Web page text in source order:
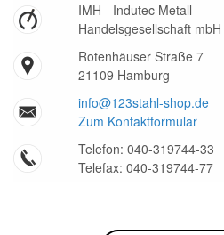
IMH - Indutec Metall
Handelsgesellschaft mbH
Rotenhäuser Straße 7
21109 Hamburg
info@123stahl-shop.de
Zum Kontaktformular
Telefon: 040-319744-33
Telefax: 040-319744-77